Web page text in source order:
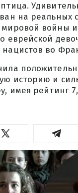
на реальных
мировой войны и
еврейской
нацистов во
историю и
имея рейтинг